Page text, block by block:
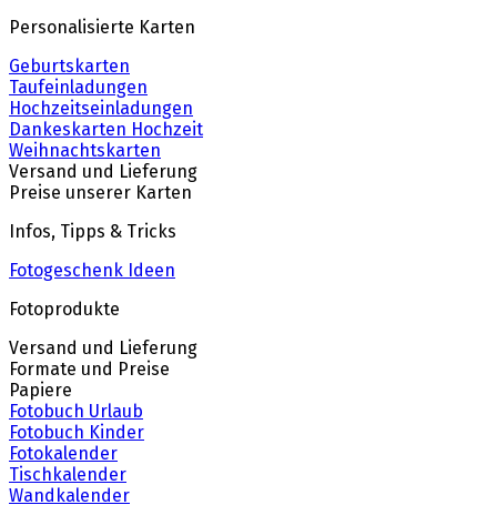
Personalisierte Karten
Geburtskarten
Taufeinladungen
Hochzeitseinladungen
Dankeskarten Hochzeit
Weihnachtskarten
Versand und Lieferung
Preise unserer Karten
Infos, Tipps & Tricks
Fotogeschenk Ideen
Fotoprodukte
Versand und Lieferung
Formate und Preise
Papiere
Fotobuch Urlaub
Fotobuch Kinder
Fotokalender
Tischkalender
Wandkalender